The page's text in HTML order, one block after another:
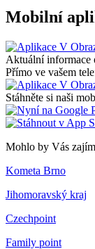
Mobilní
Aktuální informace
Přímo ve vašem
Stáhněte si naši
Mohlo by Vás
Kometa Brno
Jihomoravský kraj
Czechpoint
Family point